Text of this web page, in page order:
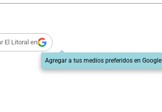
El Litoral en
Agregar a tus medios preferidos en Google